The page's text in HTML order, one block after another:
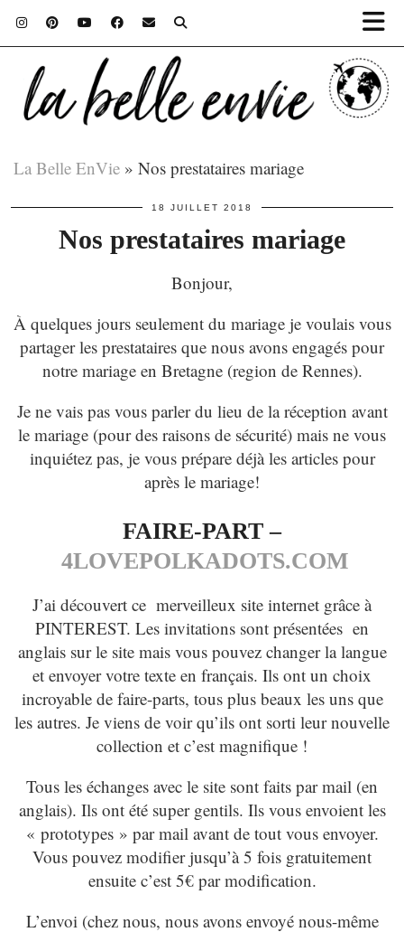
La Belle EnVie » Nos prestataires mariage
18 JUILLET 2018
Nos prestataires mariage
Bonjour,
À quelques jours seulement du mariage je voulais vous
partager les prestataires que nous avons engagés pour
notre mariage en Bretagne (region de Rennes).
Je ne vais pas vous parler du lieu de la réception avant
le mariage (pour des raisons de sécurité) mais ne vous
inquiétez pas, je vous prépare déjà les articles pour
après le mariage!
FAIRE-PART –
4LOVEPOLKADOTS.COM
J’ai découvert ce merveilleux site internet grâce à
PINTEREST. Les invitations sont présentées en
anglais sur le site mais vous pouvez changer la langue
et envoyer votre texte en français. Ils ont un choix
incroyable de faire-parts, tous plus beaux les uns que
les autres. Je viens de voir qu’ils ont sorti leur nouvelle
collection et c’est magnifique !
Tous les échanges avec le site sont faits par mail (en
anglais). Ils ont été super gentils. Ils vous envoient les
« prototypes » par mail avant de tout vous envoyer.
Vous pouvez modifier jusqu’à 5 fois gratuitement
ensuite c’est 5€ par modification.
L’envoi (chez nous, nous avons envoyé nous-même